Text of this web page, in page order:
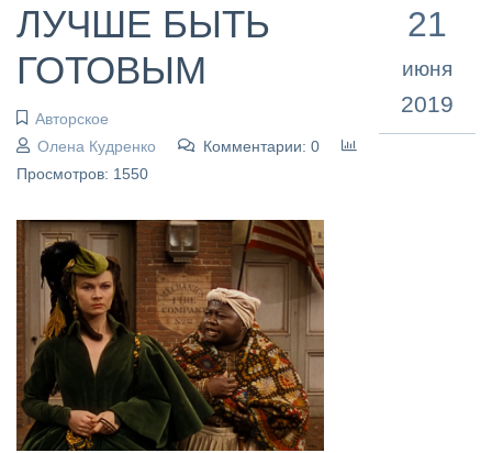
ЛУЧШЕ БЫТЬ
ГОТОВЫМ
Авторское
Олена Кудренко
Комментарии: 0
Просмотров: 1550
21
июня
2019